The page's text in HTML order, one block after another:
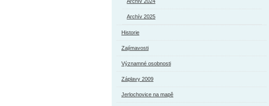
Archív 2025
Historie
Zajímavosti
Významné osobnosti
Záplavy 2009
Jerlochovice na mapě